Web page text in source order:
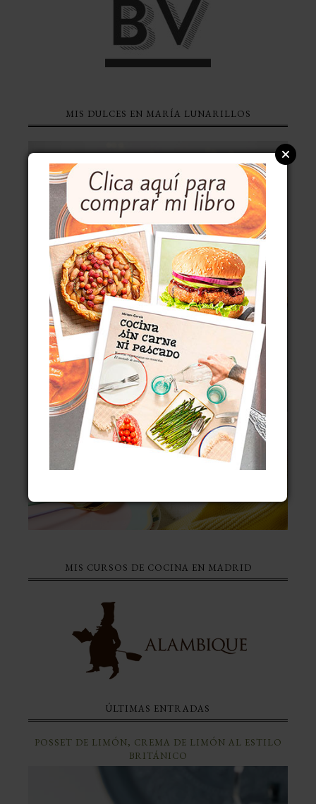
MIS DULCES EN MARÍA LUNARILLOS
MIS CURSOS DE COCINA EN MADRID
ÚLTIMAS ENTRADAS
POSSET DE LIMÓN, CREMA DE LIMÓN AL ESTILO
BRITÁNICO